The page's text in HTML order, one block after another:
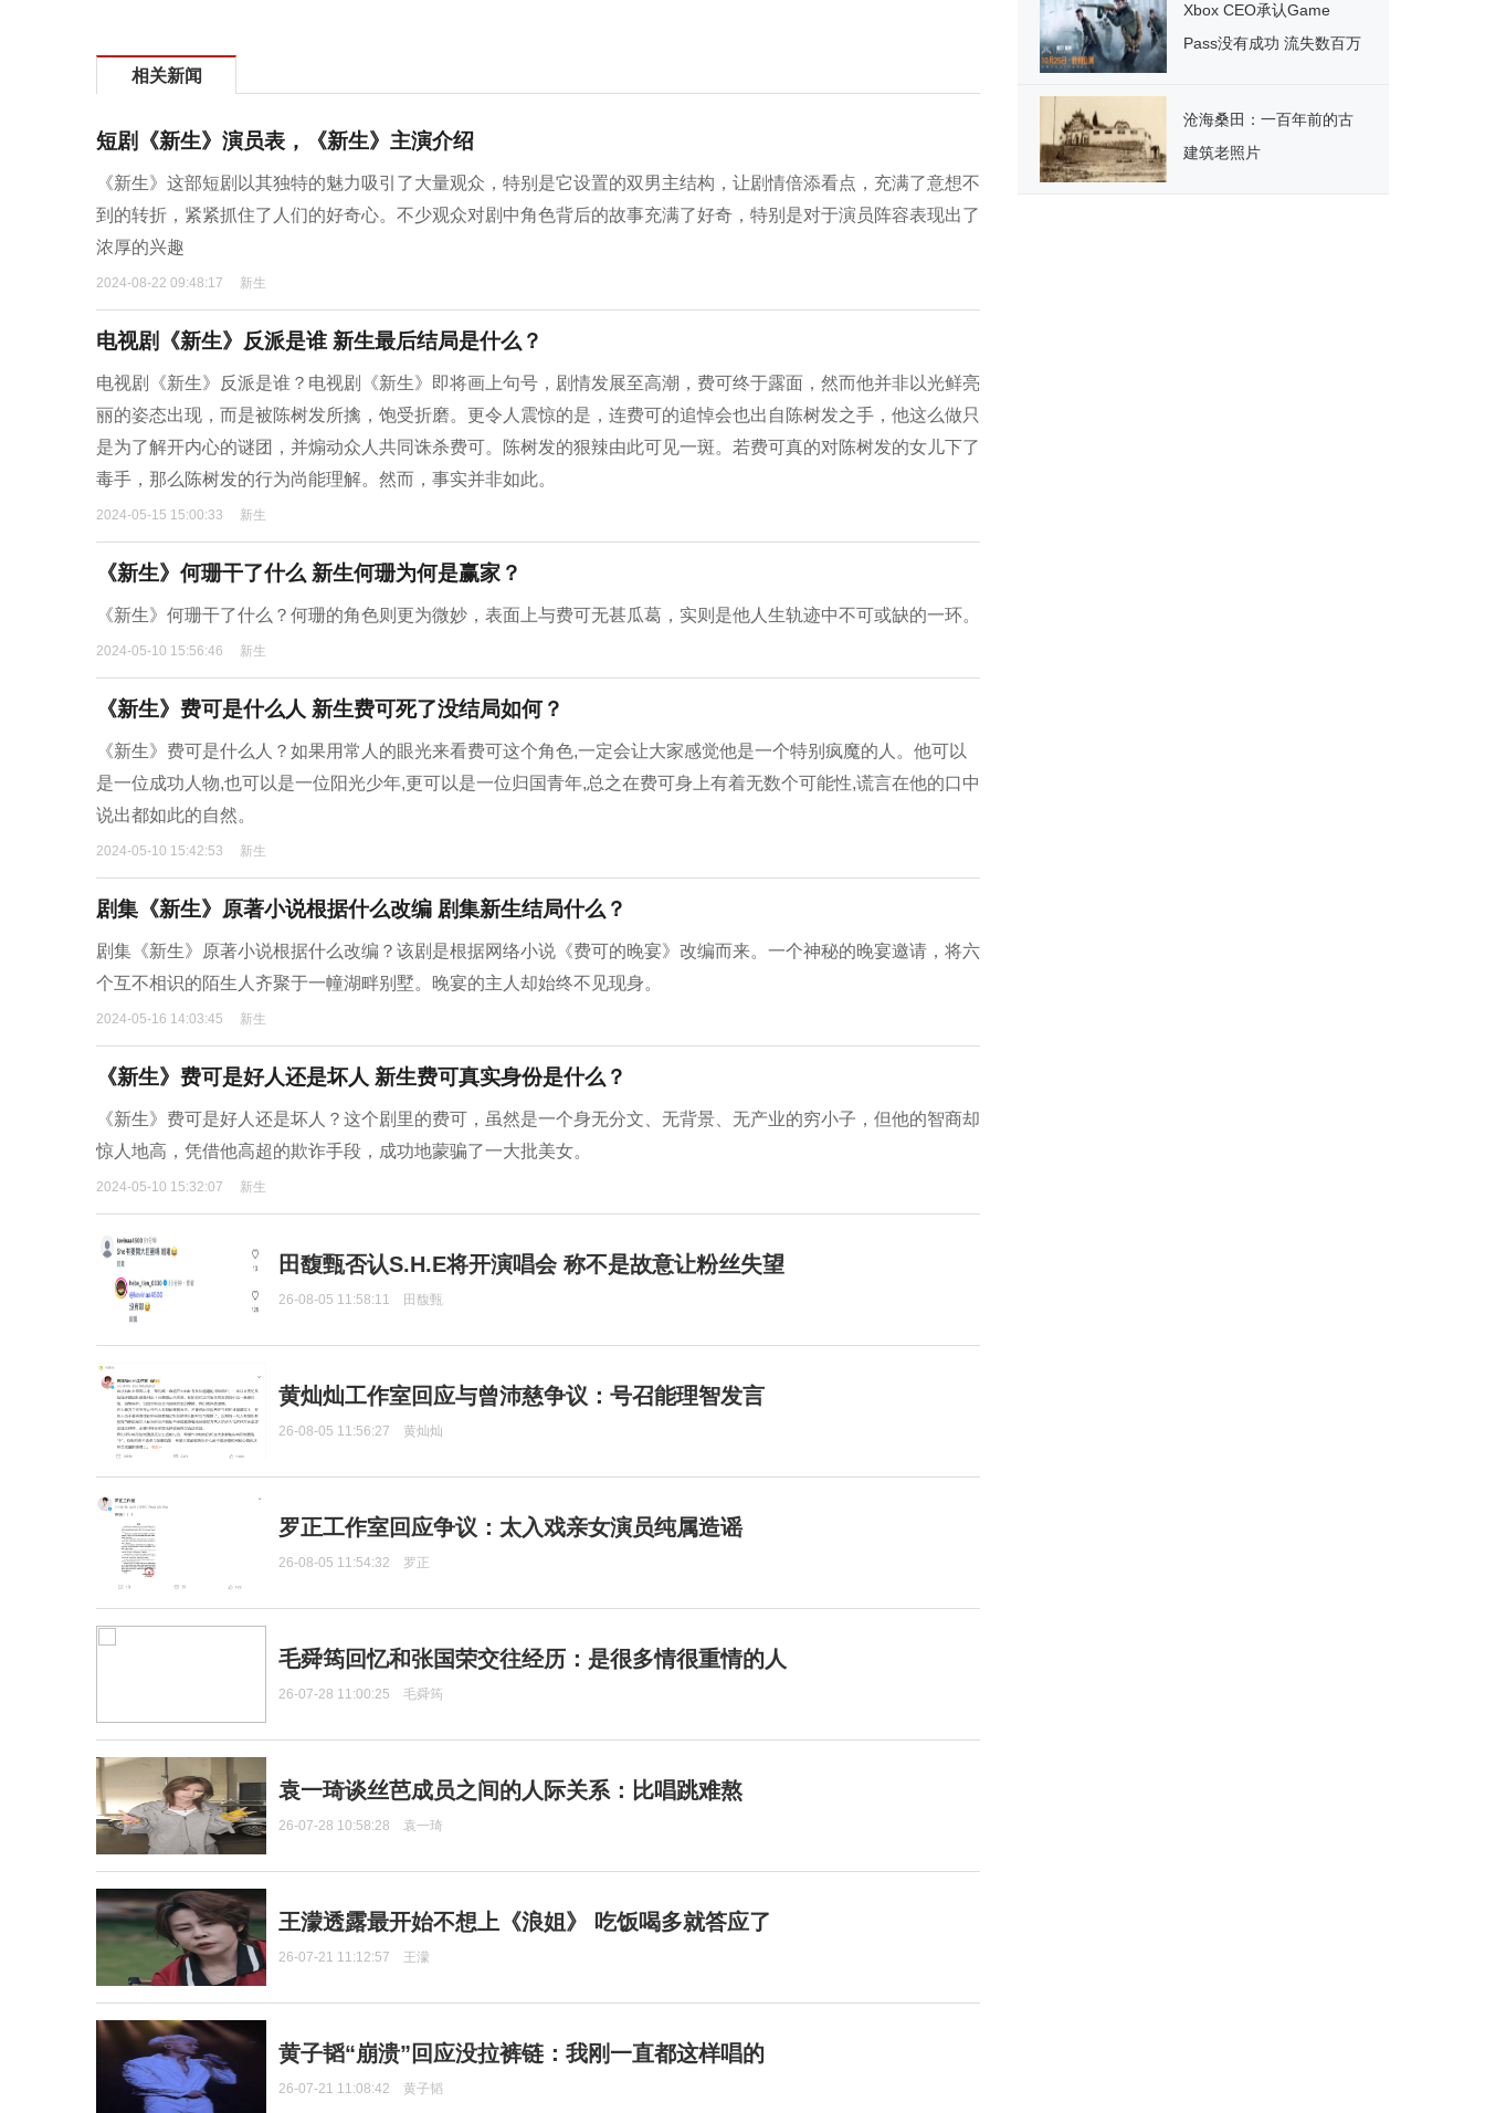
相关新闻
短剧《新生》演员表，《新生》主演介绍
《新生》这部短剧以其独特的魅力吸引了大量观众，特别是它设置的双男主结构，让剧情倍添看点，充满了意想不
到的转折，紧紧抓住了人们的好奇心。不少观众对剧中角色背后的故事充满了好奇，特别是对于演员阵容表现出了
浓厚的兴趣
2024-08-22 09:48:17 新生
电视剧《新生》反派是谁 新生最后结局是什么？
电视剧《新生》反派是谁？电视剧《新生》即将画上句号，剧情发展至高潮，费可终于露面，然而他并非以光鲜亮
丽的姿态出现，而是被陈树发所擒，饱受折磨。更令人震惊的是，连费可的追悼会也出自陈树发之手，他这么做只
是为了解开内心的谜团，并煽动众人共同诛杀费可。陈树发的狠辣由此可见一斑。若费可真的对陈树发的女儿下了
毒手，那么陈树发的行为尚能理解。然而，事实并非如此。
2024-05-15 15:00:33 新生
《新生》何珊干了什么 新生何珊为何是赢家？
《新生》何珊干了什么？何珊的角色则更为微妙，表面上与费可无甚瓜葛，实则是他人生轨迹中不可或缺的一环。
2024-05-10 15:56:46 新生
《新生》费可是什么人 新生费可死了没结局如何？
《新生》费可是什么人？如果用常人的眼光来看费可这个角色,一定会让大家感觉他是一个特别疯魔的人。他可以
是一位成功人物,也可以是一位阳光少年,更可以是一位归国青年,总之在费可身上有着无数个可能性,谎言在他的口中
说出都如此的自然。
2024-05-10 15:42:53 新生
剧集《新生》原著小说根据什么改编 剧集新生结局什么？
剧集《新生》原著小说根据什么改编？该剧是根据网络小说《费可的晚宴》改编而来。一个神秘的晚宴邀请，将六
个互不相识的陌生人齐聚于一幢湖畔别墅。晚宴的主人却始终不见现身。
2024-05-16 14:03:45 新生
《新生》费可是好人还是坏人 新生费可真实身份是什么？
《新生》费可是好人还是坏人？这个剧里的费可，虽然是一个身无分文、无背景、无产业的穷小子，但他的智商却
惊人地高，凭借他高超的欺诈手段，成功地蒙骗了一大批美女。
2024-05-10 15:32:07 新生
田馥甄否认S.H.E将开演唱会 称不是故意让粉丝失望
26-08-05 11:58:11 田馥甄
黄灿灿工作室回应与曾沛慈争议：号召能理智发言
26-08-05 11:56:27 黄灿灿
罗正工作室回应争议：太入戏亲女演员纯属造谣
26-08-05 11:54:32 罗正
毛舜筠回忆和张国荣交往经历：是很多情很重情的人
26-07-28 11:00:25 毛舜筠
袁一琦谈丝芭成员之间的人际关系：比唱跳难熬
26-07-28 10:58:28 袁一琦
王濛透露最开始不想上《浪姐》 吃饭喝多就答应了
26-07-21 11:12:57 王濛
黄子韬“崩溃”回应没拉裤链：我刚一直都这样唱的
26-07-21 11:08:42 黄子韬
Xbox CEO承认Game
Pass没有成功 流失数百万
沧海桑田：一百年前的古
建筑老照片